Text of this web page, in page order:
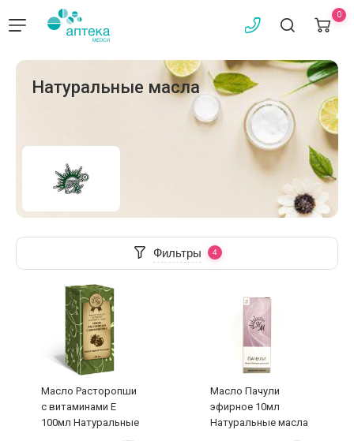
0
Натуральные масла
Фильтры
Масло Расторопши
с витаминами Е
100мл Натуральные
Масло Пачули
эфирное 10мл
Натуральные масла